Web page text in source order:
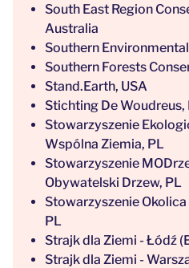
South East Region
Australia
Southern
Southern Forests
Stand.Earth, USA
Stichting De Woudreus,
Stowarzyszenie
Wspólna Ziemia, PL
Stowarzyszenie
Obywatelski Drzew, PL
Stowarzyszenie
PL
Strajk dla Ziemi - Łódź
Strajk dla Ziemi -